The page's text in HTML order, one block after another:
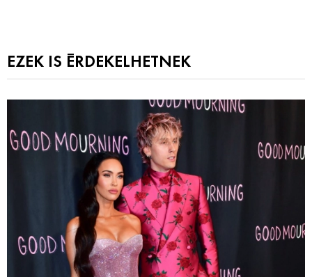
EZEK IS ÉRDEKELHETNEK